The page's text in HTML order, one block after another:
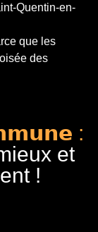
Quentin-en-
que les
des
:
et
!